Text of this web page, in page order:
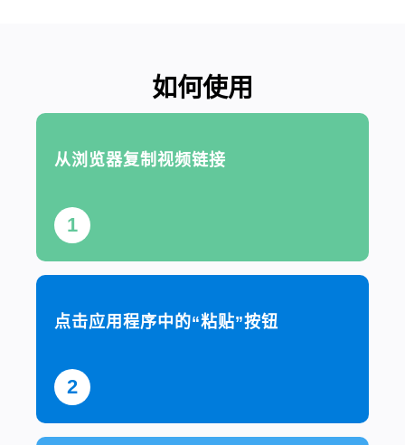
如何使用
1
从浏览器复制视频链接
2
点击应用程序中的“粘贴”按钮